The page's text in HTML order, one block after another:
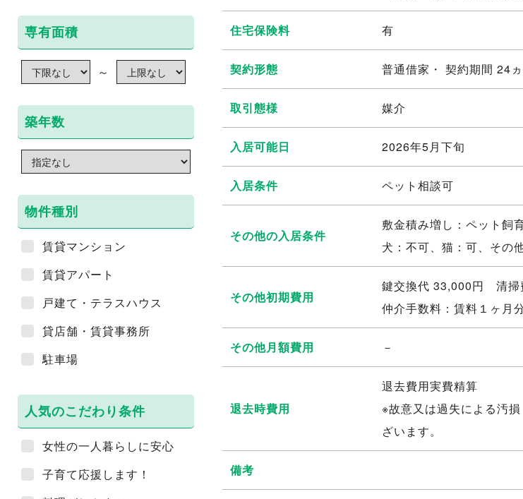
専有面積
～
築年数
物件種別
賃貸マンション
賃貸アパート
戸建て・テラスハウス
貸店舗・賃貸事務所
駐車場
人気のこだわり条件
女性の一人暮らしに安心
子育て応援します！
住宅保険料 有
契約形態 普通借家・ 契約期間 24
取引態様 媒介
入居可能日 2026年5月下旬
入居条件 ペット相談可
その他の入居条件
敷金積み増し：ペット
犬：不可、猫：可、その
その他初期費用
鍵交換代 33,000円 清掃
仲介手数料：賃料１ヶ月
その他月額費用 －
退去時費用
退去費用実費精算
※故意又は過失による汚
ざいます。
備考